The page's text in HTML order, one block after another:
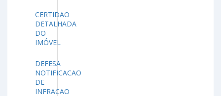
CERTIDÃO
DETALHADA
DO
IMÓVEL
DEFESA
NOTIFICACAO
DE
INFRACAO